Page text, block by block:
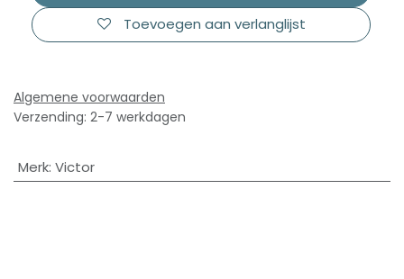
Toevoegen aan verlanglijst
Algemene voorwaarden
Verzending: 2-7 werkdagen
Merk: Victor